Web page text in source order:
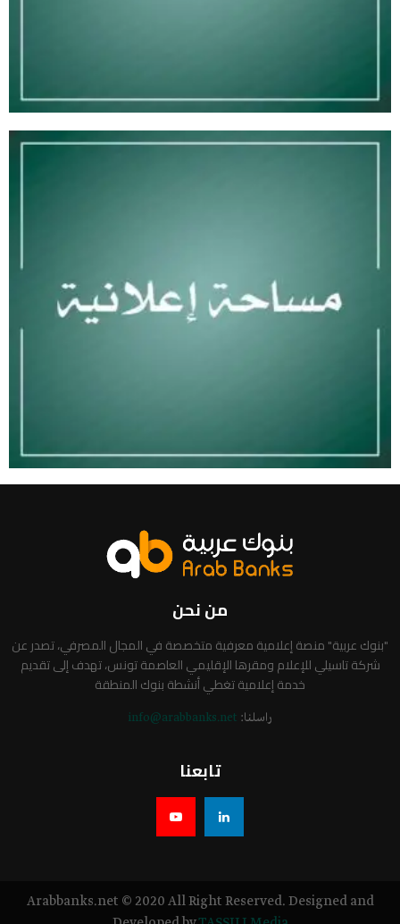
من نحن
"بنوك عربية" منصة إعلامية معرفية متخصصة في المجال المصرفي، تصدر عن
شركة تاسيلي للإعلام ومقرها الإقليمي العاصمة تونس، تهدف إلى تقديم
خدمة إعلامية تغطي أنشطة بنوك المنطقة
راسلنا: info@arabbanks.net
تابعنا
Arabbanks.net © 2020 All Right Reserved. Designed and